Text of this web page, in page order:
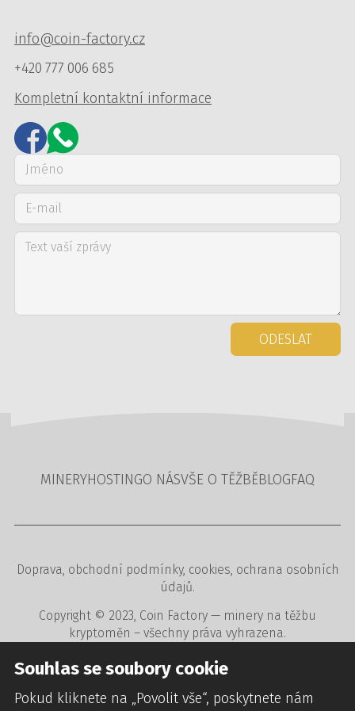
info@coin-factory.cz
+420 777 006 685
Kompletní kontaktní informace
ODESLAT
MINERYHOSTINGO NÁSVŠE O TĚŽBĚBLOGFAQ
Doprava, obchodní podmínky, cookies, ochrana osobních
údajů.
Copyright © 2023, Coin Factory — minery na těžbu
kryptoměn – všechny práva vyhrazena.
Tvorba www stránek
redakční a rezervační systémy
webdesign digitální agentura CREATION.CZ
Souhlas se soubory cookie
Pokud kliknete na „Povolit vše“, poskytnete nám